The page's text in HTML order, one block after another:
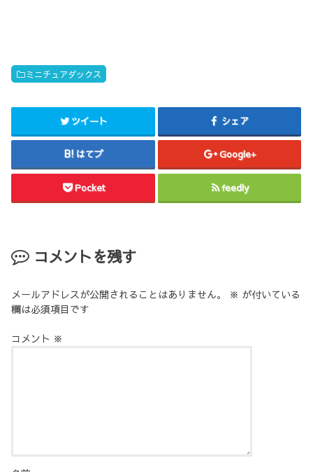
ミニチュアダックス
ツイート シェア
はてブ Google+
Pocket feedly
コメントを残す
メールアドレスが公開されることはありません。 ※ が付いている
欄は必須項目です
コメント ※